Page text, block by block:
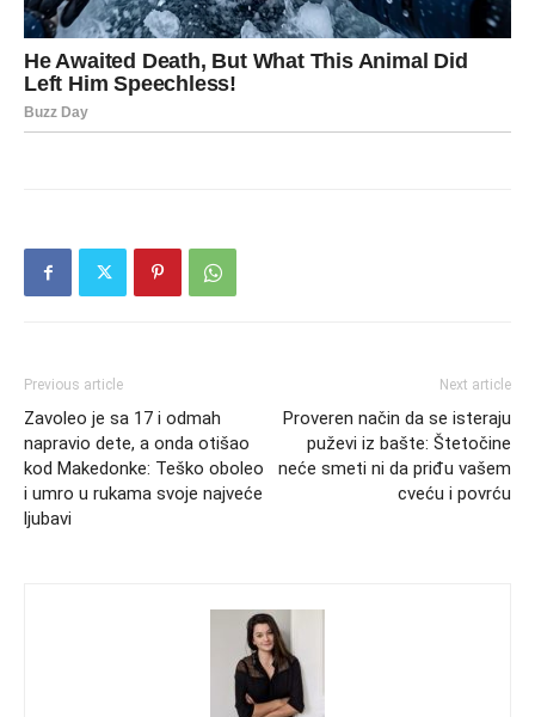
Previous article
Zavoleo je sa 17 i odmah
napravio dete, a onda otišao
kod Makedonke: Teško oboleo
i umro u rukama svoje najveće
ljubavi
Next article
Proveren način da se isteraju
puževi iz bašte: Štetočine
neće smeti ni da priđu vašem
cveću i povrću